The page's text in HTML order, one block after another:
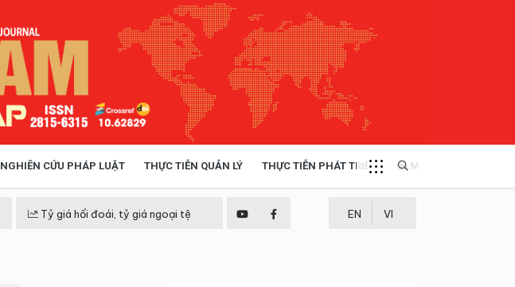
NGHIÊN CỨU PHÁP LUẬT THỰC TIỄN QUẢN LÝ THỰC TIỄN PHÁT TRIỂN MULTIMEDIA
Tỷ giá hối đoái, tỷ giá ngoại tệ EN VI